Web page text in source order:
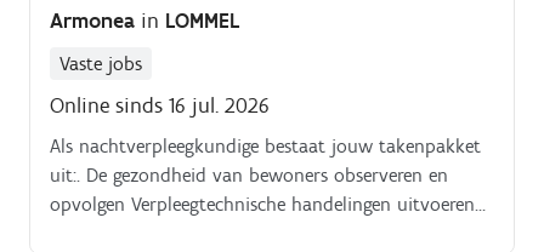
Armonea in LOMMEL
Vaste jobs
Online sinds 16 jul. 2026
Als nachtverpleegkundige bestaat jouw takenpakket
uit:. De gezondheid van bewoners observeren en
opvolgen Verpleegtechnische handelingen uitvoeren